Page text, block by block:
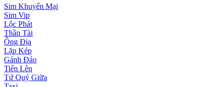
Sim Khuyến Mại
Sim Vip
Lộc Phát
Thần Tài
Ông Địa
Lặp Kép
Gánh Đảo
Tiến Lên
Tứ Quý Giữa